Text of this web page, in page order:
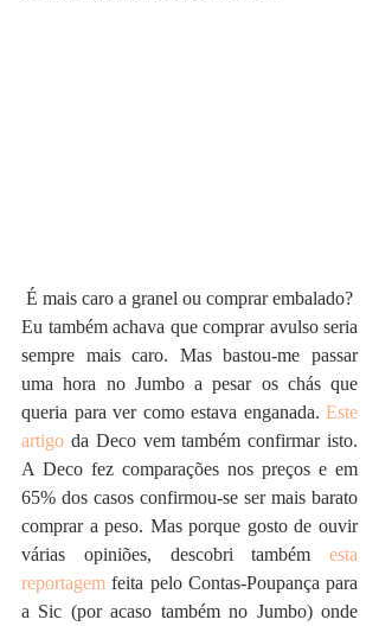
É mais caro a granel ou comprar embalado?
Eu também achava que comprar avulso seria
sempre mais caro. Mas bastou-me passar
uma hora no Jumbo a pesar os chás que
queria para ver como estava enganada. Este
artigo da Deco vem também confirmar isto.
A Deco fez comparações nos preços e em
65% dos casos confirmou-se ser mais barato
comprar a peso. Mas porque gosto de ouvir
várias opiniões, descobri também esta
reportagem feita pelo Contas-Poupança para
a Sic (por acaso também no Jumbo) onde